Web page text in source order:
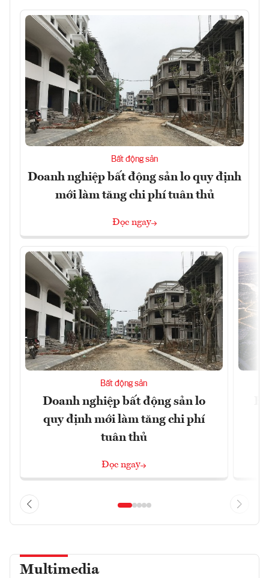
Bất động sản
Doanh nghiệp bất động sản lo quy định
mới làm tăng chi phí tuân thủ
Đọc ngay
Bất động sản
Doanh nghiệp bất động sản lo
quy định mới làm tăng chi phí
tuân thủ
Đọc ngay
Multimedia